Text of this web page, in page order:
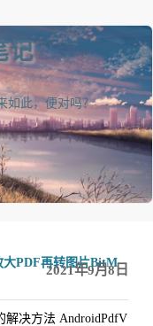
记
此，便对吗？
2021年9月8日
大PDF再转图片BitM
解决方法 AndroidPdfV